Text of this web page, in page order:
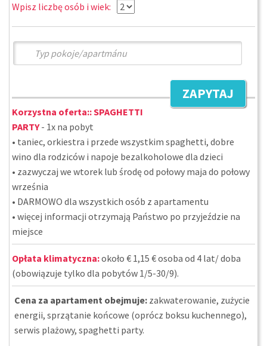
Wpisz liczbę osób i wiek:
ZAPYTAJ
Korzystna oferta::SPAGHETTI
PARTY- 1x na pobyt
• taniec, orkiestra i przede wszystkim spaghetti, dobre
wino dla rodziców i napoje bezalkoholowe dla dzieci
• zazwyczaj we wtorek lub środę od połowy maja do połowy
września
• DARMOWO dla wszystkich osób z apartamentu
• więcej informacji otrzymają Państwo po przyjeździe na
miejsce
Opłata klimatyczna:około € 1,15 € osoba od 4 lat/ doba
(obowiązuje tylko dla pobytów 1/5-30/9).
Cena za apartament obejmuje: zakwaterowanie, zużycie
energii, sprzątanie końcowe (oprócz boksu kuchennego),
serwis plażowy, spaghetti party.